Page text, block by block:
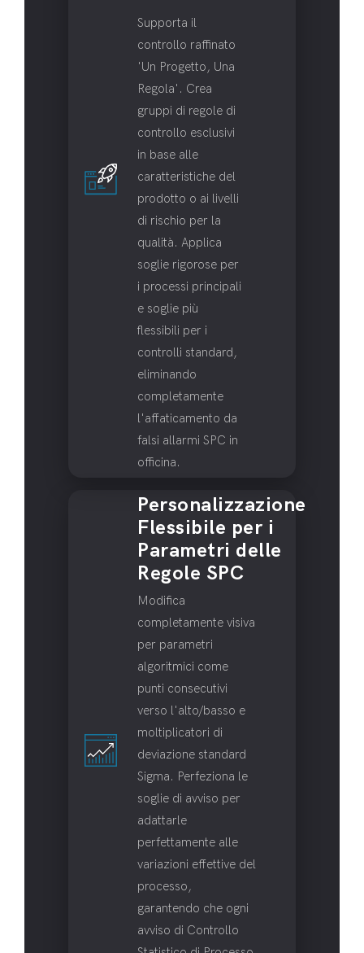
Supporta il
controllo raffinato
'Un Progetto, Una
Regola'. Crea
gruppi di regole di
controllo esclusivi
in base alle
caratteristiche del
prodotto o ai livelli
di rischio per la
qualità. Applica
soglie rigorose per
i processi principali
e soglie più
flessibili per i
controlli standard,
eliminando
completamente
l'affaticamento da
falsi allarmi SPC in
officina.
Personalizzazione
Flessibile per i
Parametri delle
Regole SPC
Modifica
completamente visiva
per parametri
algoritmici come
punti consecutivi
verso l'alto/basso e
moltiplicatori di
deviazione standard
Sigma. Perfeziona le
soglie di avviso per
adattarle
perfettamente alle
variazioni effettive del
processo,
garantendo che ogni
avviso di Controllo